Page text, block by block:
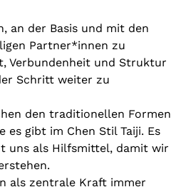
an der Basis und mit den
Partner*innen zu
Verbundenheit und Struktur
Schritt weiter zu
den traditionellen Formen
es gibt im Chen Stil Taiji. Es
uns als Hilfsmittel, damit wir
als zentrale Kraft immer